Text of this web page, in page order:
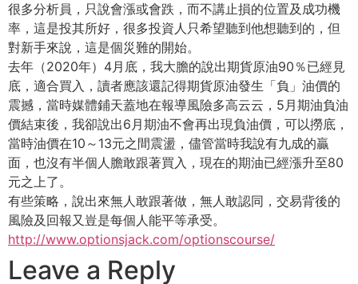
很多分析員，只說會漲或會跌，而不講止損的位置及成功機
率， 這是投其所好，很多投資人只希望聽到他想聽到的，但
對新手來說， 這是個災難的開始。
去年（2020年）4月底，我大膽的說出期貨原油90％已經見
底，適合買入， 讀者應該還記得期貨原油發生「負」油價的
震撼， 當時媒體鋪天蓋地在報導風險多高云云，5月期油負油
價結束後， 我卻說出6月期油不會再出現負油價，可以撈底，
當時油價在10～ 13元之間震盪，儘管當時我說有九成的贏
面， 也沒有半個人膽敢跟著買入，現在的期油已經漲升至80
元之上了。
有些策略，說出來無人敢跟著做，無人敢認同， 交易背後的
風險及回報又豈是每個人能平等承受。
http://www.optionsjack.com/optionscourse/
Leave a Reply